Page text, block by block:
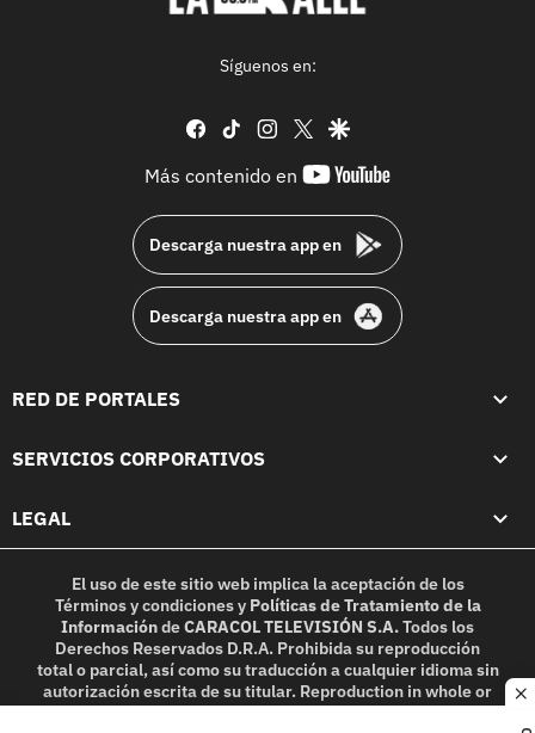
Síguenos en:
facebook
tiktok instagram
twittergoogle
Más contenido en
youtube-
Descarga nuestra app en
Descarga nuestra app en
RED DE PORTALES
SERVICIOS CORPORATIVOS
LEGAL
El uso de este sitio web implica la aceptación de los
Términos y condicionesy Políticas de Tratamiento de la
InformacióndeCARACOL TELEVISIÓN S.A.Todos los
Derechos Reservados D.R.A. Prohibida su reproducción
total o parcial, así como su traducción a cualquier idioma sin
autorización escrita de su titular. Reproduction in whole or